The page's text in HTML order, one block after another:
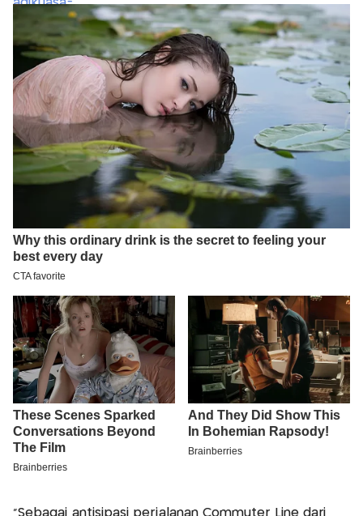
"Sebagai antisipasi perjalanan Commuter Line dari